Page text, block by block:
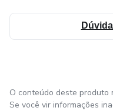
O conteúdo deste produto
Se você vir informações